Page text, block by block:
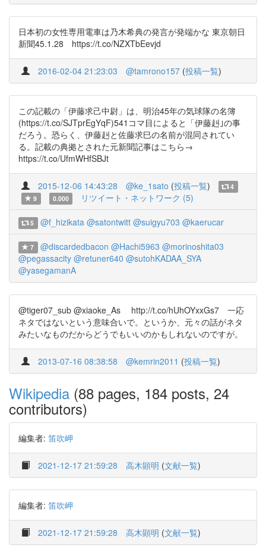
日本初の女性専用電車は乃木希典の発言が発端かな 東京朝日
新聞45.1.28 https://t.co/NZXTbEevjd
2016-02-04 21:23:03 @tamrono157 (投稿一覧)
この記載の「伊藤求己中尉」は、明治45年の気球隊の名簿
(https://t.co/SJTprEgYqF)541コマ目によると「伊藤赳｣の事
だろう。恐らく、伊藤赳と佐藤求巳の名前が混同されてい
る。記載の典拠とされた元新聞記事はこちら→
https://t.co/UfmWHfSBJt
2015-12-06 14:43:28 @ke_1sato (投稿一覧)
4
9
0.000 リツイート・ネットワーク (5)
5 @f_hizikata @satontwitt @suigyu703 @kaerucar
7 @discardedbacon @Hachi5963 @morinoshita03
@pegassacity @retuner640 @sutohKADAA_SYA
@yasegamanA
@tiger07_sub @xiaoke_As http://t.co/hUhOYxxGs7 一応
ネタではないという意味合いで。というか、元々の話がネタ
みたいなものだからどうでもいいのかもしれないのですが。
2013-07-16 08:38:58 @kemrin2011 (投稿一覧)
Wikipedia (88 pages, 184 posts, 24
contributors)
編集者: 笛吹岬
2021-12-17 21:59:28 高木顕明 (文献一覧)
編集者: 笛吹岬
2021-12-17 21:59:28 高木顕明 (文献一覧)